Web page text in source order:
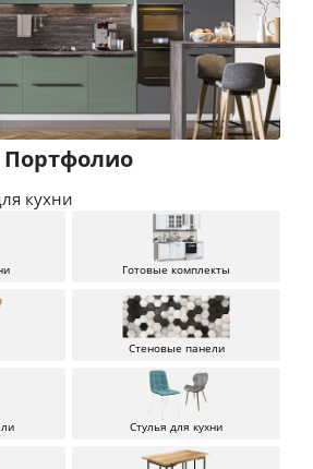
Портфолио
кухни
Готовые комплекты
Стеновые панели
Стулья для кухни